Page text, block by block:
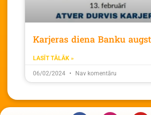
Karjeras diena Banku
LASĪT TĀLĀK »
06/02/2024 Nav komentāru